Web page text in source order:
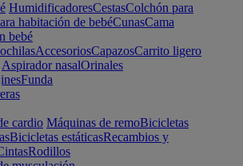
HumidificadoresCestasColchón para
habitación de bebéCunasCama
bebé
AccesoriosCapazosCarrito ligero
Aspirador nasalOrinales
Funda
cardio Máquinas de remoBicicletas
Bicicletas estáticasRecambios y
Rodillos